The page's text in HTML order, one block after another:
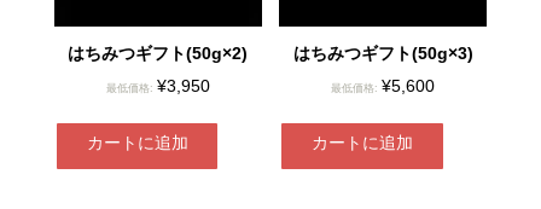
はちみつギフト(50g×2)
最低価格: ¥3,950
カートに追加
はちみつギフト(50g×3)
最低価格:¥5,600
カートに追加